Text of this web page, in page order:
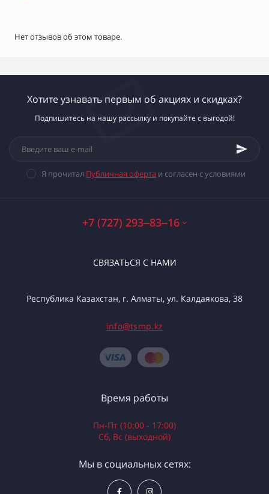
Нет отзывов об этом товаре.
Хотите узнавать первым об акциях и скидках?
Подпишитесь на нашу рассылку и покупайте с выгодой!
Я прочитал Публичная оферта и согласен с условиями
+7 (727) 293‒83‒16
СВЯЗАТЬСЯ С НАМИ
Республика Казахстан, г. Алматы, ул. Калдаякова, 38
info@tsmp.kz
Время работы
Пн-Пт (10:00 - 17:00)
Сб, Вс (выходной)
Мы в социальных сетях: